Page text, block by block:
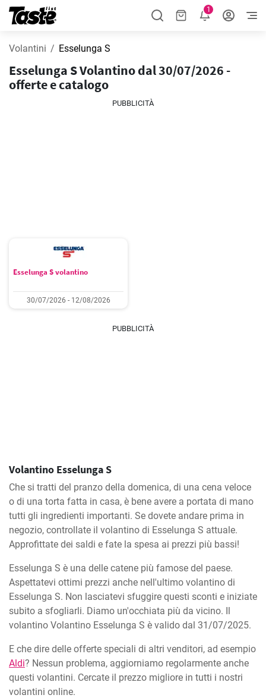
1
Volantini Esselunga S
Esselunga S Volantino dal 30/07/2026 -
offerte e catalogo
PUBBLICITÀ
Esselunga S volantino
30/07/2026 - 12/08/2026
PUBBLICITÀ
Volantino Esselunga S
Che si tratti del pranzo della domenica, di una cena veloce
o di una torta fatta in casa, è bene avere a portata di mano
tutti gli ingredienti importanti. Se dovete andare prima in
negozio, controllate il volantino di Esselunga S attuale.
Approfittate dei saldi e fate la spesa ai prezzi più bassi!
Esselunga S è una delle catene più famose del paese.
Aspettatevi ottimi prezzi anche nell'ultimo volantino di
Esselunga S. Non lasciatevi sfuggire questi sconti e iniziate
subito a sfogliarli. Diamo un'occhiata più da vicino. Il
volantino Volantino Esselunga S è valido dal 31/07/2025.
E che dire delle offerte speciali di altri venditori, ad esempio
Aldi? Nessun problema, aggiorniamo regolarmente anche
questi volantini. Cercate il prezzo migliore in tutti i nostri
volantini online.